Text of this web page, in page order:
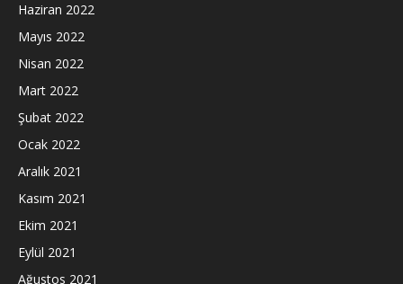
Haziran 2022
Mayıs 2022
Nisan 2022
Mart 2022
Şubat 2022
Ocak 2022
Aralık 2021
Kasım 2021
Ekim 2021
Eylül 2021
Ağustos 2021